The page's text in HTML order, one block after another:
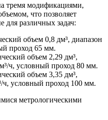
тремя модификациями,
что позволяет
для различных задач:
объем 0,8 дм³, диапазон
проход 65 мм.
объем 2,29 дм³,
ч, условный проход 80 мм.
объем 3,35 дм³,
ч, условный проход 100 мм.
метрологическими